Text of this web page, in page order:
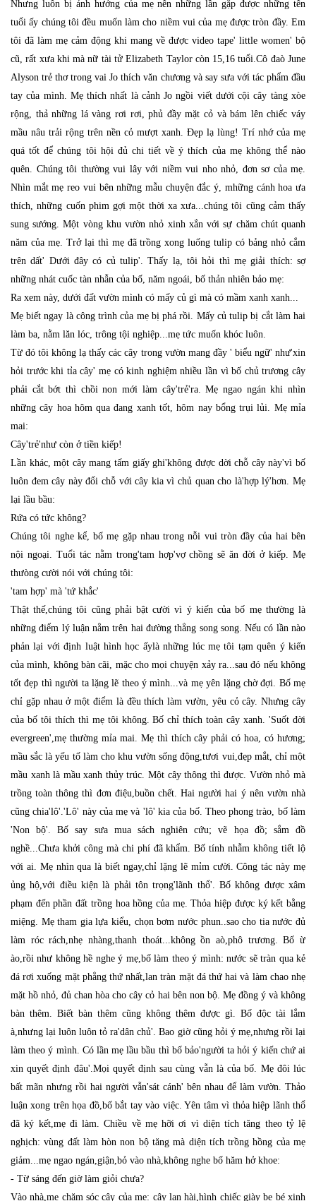
Nhưng luôn bị ảnh hưởng của mẹ nên những lần gặp được những tên
tuổi ấy chúng tôi đều muốn làm cho niềm vui của mẹ được tròn đầy. Em
tôi đã làm mẹ cảm động khi mang về được video tape' little women' bộ
cũ, rất xưa khi mà nữ tài tử Elizabeth Taylor còn 15,16 tuổi.Cô đaò June
Alyson trẻ thơ trong vai Jo thích văn chương và say sưa với tác phẩm đầu
tay của mình. Mẹ thích nhất là cảnh Jo ngồi viết dưới cội cây tàng xòe
rộng, thả những lá vàng rơi rơi, phủ đầy mặt cỏ và bám lên chiếc váy
mầu nâu trải rộng trên nền cỏ mượt xanh. Ðẹp lạ lùng! Trí nhớ của mẹ
quá tốt để chúng tôi hội đủ chi tiết về ý thích của mẹ không thể nào
quên. Chúng tôi thường vui lây với niềm vui nho nhỏ, đơn sơ của mẹ.
Nhìn mắt mẹ reo vui bên những mẫu chuyện đắc ý, mhững cánh hoa ưa
thích, những cuốn phim gợi một thời xa xưa...chúng tôi cũng cảm thấy
sung sướng. Một vòng khu vườn nhỏ xinh xắn với sự chăm chút quanh
năm của mẹ. Trở lại thì mẹ đã trồng xong luống tulip có bảng nhỏ cắm
trên dất' Dưới đây có củ tulip'. Thấy lạ, tôi hỏi thì mẹ giải thích: sợ
những nhát cuốc tàn nhẫn của bố, năm ngoái, bố thản nhiên bảo mẹ:
Ra xem này, dưới đất vườn mình có mấy củ gì mà có mầm xanh xanh...
Mẹ biết ngay là công trình của mẹ bị phá rồi. Mấy củ tulip bị cắt làm hai
làm ba, nằm lăn lóc, trông tội nghiệp...mẹ tức muốn khóc luôn.
Từ đó tôi không lạ thấy các cây trong vườn mang đầy ' biểu ngữ' như'xin
hỏi trước khi tỉa cây' mẹ có kinh nghiệm nhiều lần vì bố chủ trương cây
phải cắt bớt thì chồi non mới làm cây'trẻ'ra. Mẹ ngao ngán khi nhìn
những cây hoa hôm qua đang xanh tốt, hôm nay bổng trụi lủi. Mẹ mỉa
mai:
Cây'trẻ'như còn ở tiền kiếp!
Lần khác, một cây mang tấm giấy ghi'không được dời chỗ cây này'vì bố
luôn đem cây này đổi chỗ với cây kia vì chủ quan cho là'hợp lý'hơn. Mẹ
lại lầu bầu:
Rứa có tức không?
Chúng tôi nghe kể, bố mẹ gặp nhau trong nỗi vui tròn đầy của hai bên
nội ngoại. Tuổi tác nằm trong'tam hợp'vợ chồng sẽ ăn đời ở kiếp. Mẹ
thưòng cười nói với chúng tôi:
'tam hợp' mà 'tứ khắc'
Thật thế,chúng tôi cũng phải bật cười vì ý kiến của bố mẹ thường là
những điểm lý luận nằm trên hai đường thẳng song song. Nếu có lần nào
phản lại với định luật hình học ấylà những lúc mẹ tôi tạm quên ý kiến
của mình, không bàn cãi, mặc cho mọi chuyện xảy ra...sau đó nếu không
tốt đẹp thì người ta lặng lẽ theo ý mình...và mẹ yên lặng chờ đợi. Bố mẹ
chỉ gặp nhau ở một điểm là đều thích làm vườn, yêu cỏ cây. Nhưng cây
của bố tôi thích thì mẹ tôi không. Bố chỉ thích toàn cây xanh. 'Suốt đời
evergreen',mẹ thường mỉa mai. Mẹ thì thích cây phải có hoa, có hương;
mầu sắc là yếu tố làm cho khu vườn sống động,tươi vui,đẹp mắt, chỉ một
mầu xanh là mầu xanh thủy trúc. Một cây thông thì được. Vườn nhỏ mà
trồng toàn thông thì đơn điệu,buồn chết. Hai người hai ý nên vườn nhà
cũng chia'lô'.'Lô' này của mẹ và 'lô' kia của bố. Theo phong trào, bố làm
'Non bộ'. Bố say sưa mua sách nghiên cứu; vẽ họa đồ; sắm đồ
nghề...Chưa khởi công mà chi phí đã khẩm. Bố tính nhẫm không tiết lộ
với ai. Mẹ nhìn qua là biết ngay,chỉ lặng lẽ mỉm cười. Công tác này mẹ
ủng hộ,với điều kiện là phải tôn trọng'lãnh thổ'. Bố không được xâm
phạm đến phần đất trồng hoa hồng của mẹ. Thỏa hiệp được ký kết bằng
miệng. Mẹ tham gia lựa kiểu, chọn bơm nước phun..sao cho tia nước đủ
làm róc rách,nhẹ nhàng,thanh thoát...không ồn aò,phô trương. Bố ừ
ào,rồi như không hề nghe ý mẹ,bố làm theo ý mình: nước sẽ tràn qua kẻ
đá rơi xuống mặt phẳng thứ nhất,lan tràn mặt đá thứ hai và làm chao nhẹ
mặt hồ nhỏ, đủ chan hòa cho cây cỏ hai bên non bộ. Mẹ đồng ý và không
bàn thêm. Biết bàn thêm cũng không thêm được gì. Bố độc tài lắm
à,nhưng lại luôn luôn tỏ ra'dân chủ'. Bao giờ cũng hỏi ý mẹ,nhưng rồi lại
làm theo ý mình. Có lần mẹ lầu bầu thì bố bảo'người ta hỏi ý kiến chứ ai
xin quyết định đâu'.Mọi quyết định sau cùng vẫn là của bố. Mẹ đôi lúc
bất mãn nhưng rồi hai người vẫn'sát cánh' bên nhau để làm vườn. Thảo
luận xong trên họa đồ,bố bắt tay vào việc. Yên tâm vì thỏa hiệp lãnh thổ
đã ký kết,mẹ đi làm. Chiều về mẹ hỡi ơi vì diện tích tăng theo tỷ lệ
nghịch: vùng đất làm hòn non bộ tăng mà diện tích trồng hồng của mẹ
giảm...mẹ ngao ngán,giận,bỏ vào nhà,không nghe bố hăm hở khoe:
- Từ sáng đến giờ làm giỏi chưa?
Vào nhà,mẹ chăm sóc cây của mẹ: cây lan hài,hình chiếc giày be bé xinh